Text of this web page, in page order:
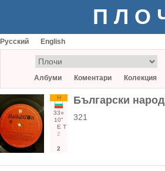
Русский English
Албуми Коментари Колекция
Н
33○
10"
Е Т
2
2
Български
321